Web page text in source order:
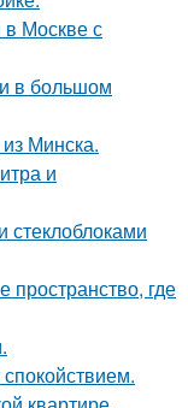
Москве с
в большом
Минска.
и
пространство, где